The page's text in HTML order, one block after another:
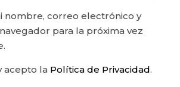
nombre, correo electrónico y
para la próxima vez
acepto la Política de Privacidad.